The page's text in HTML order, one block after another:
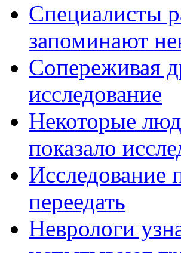
Специалисты
запоминают
Сопереживая
исследование
Некоторые
показало
Исследование
переедать
Неврологи